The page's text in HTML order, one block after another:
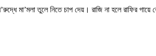
মা’মলা তুলে নিতে চাপ দেয়। রাজি না হলে রাফির